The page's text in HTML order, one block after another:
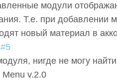
модули
Т.е. при добавлении
новый материал в
#5
нигде не могу
v.2.0